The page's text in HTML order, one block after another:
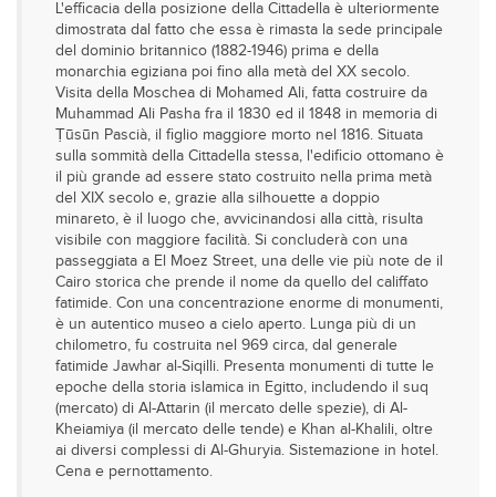
L'efficacia della posizione della Cittadella è ulteriormente
dimostrata dal fatto che essa è rimasta la sede principale
del dominio britannico (1882-1946) prima e della
monarchia egiziana poi fino alla metà del XX secolo.
Visita della Moschea di Mohamed Ali, fatta costruire da
Muhammad Ali Pasha fra il 1830 ed il 1848 in memoria di
Ṭūsūn Pascià, il figlio maggiore morto nel 1816. Situata
sulla sommità della Cittadella stessa, l'edificio ottomano è
il più grande ad essere stato costruito nella prima metà
del XIX secolo e, grazie alla silhouette a doppio
minareto, è il luogo che, avvicinandosi alla città, risulta
visibile con maggiore facilità. Si concluderà con una
passeggiata a El Moez Street, una delle vie più note de il
Cairo storica che prende il nome da quello del califfato
fatimide. Con una concentrazione enorme di monumenti,
è un autentico museo a cielo aperto. Lunga più di un
chilometro, fu costruita nel 969 circa, dal generale
fatimide Jawhar al-Siqilli. Presenta monumenti di tutte le
epoche della storia islamica in Egitto, includendo il suq
(mercato) di Al-Attarin (il mercato delle spezie), di Al-
Kheiamiya (il mercato delle tende) e Khan al-Khalili, oltre
ai diversi complessi di Al-Ghuryia. Sistemazione in hotel.
Cena e pernottamento.